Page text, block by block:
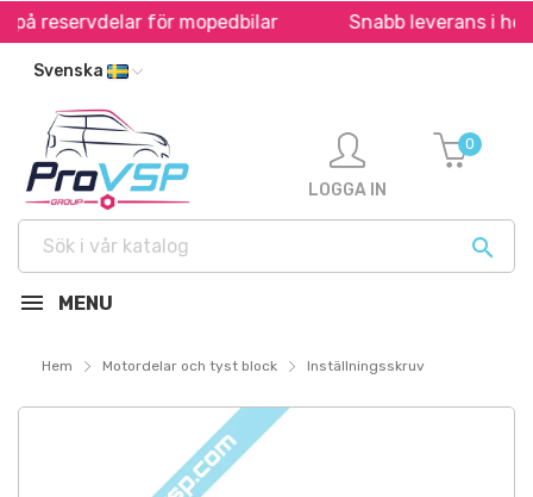
reservdelar för mopedbilar Snabb leverans i hela
Svenska

LOGGA IN
0
MENU
Hem Motordelar och tyst block Inställningsskruv